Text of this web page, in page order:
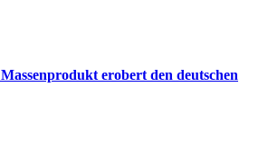
erobert den deutschen